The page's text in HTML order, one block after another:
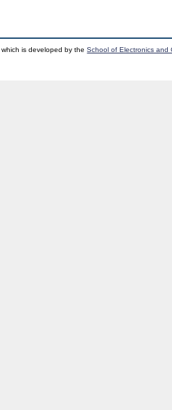
which is developed by theSchool of Electronics and